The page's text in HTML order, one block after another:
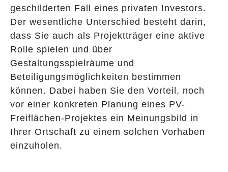
geschilderten Fall eines privaten Investors.
Der wesentliche Unterschied besteht darin,
dass Sie auch als Projektträger eine aktive
Rolle spielen und über
Gestaltungsspielräume und
Beteiligungsmöglichkeiten bestimmen
können. Dabei haben Sie den Vorteil, noch
vor einer konkreten Planung eines PV-
Freiflächen-Projektes ein Meinungsbild in
Ihrer Ortschaft zu einem solchen Vorhaben
einzuholen.